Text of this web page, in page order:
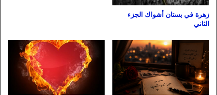
زهرة في بستان أشواك الجزء
الثاني